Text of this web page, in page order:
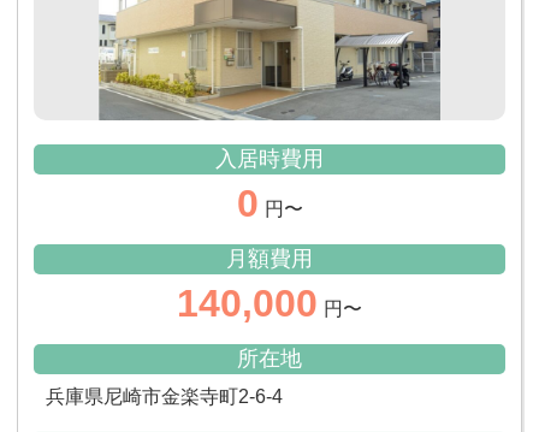
入居時費用
0 円〜
月額費用
140,000 円〜
所在地
兵庫県尼崎市金楽寺町2-6-4